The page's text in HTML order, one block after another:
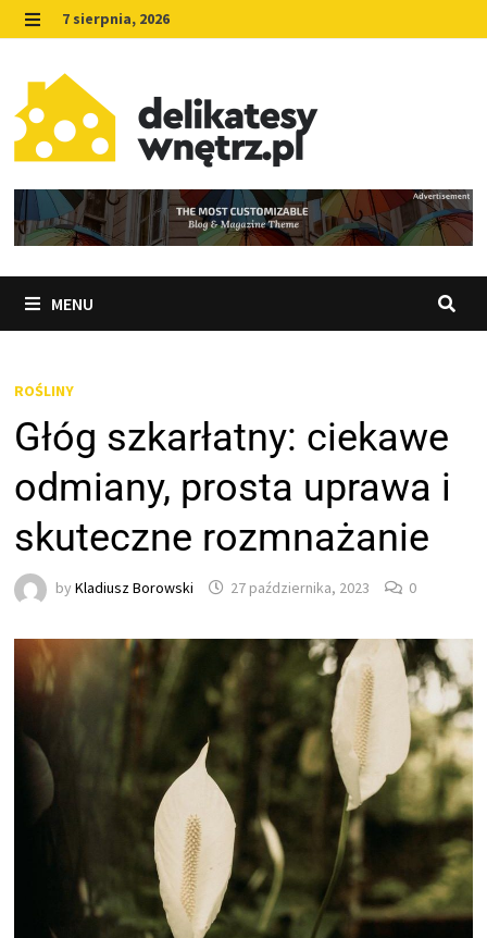
Skip
to
content
MENU
7 sierpnia, 2026
MENU
ROŚLINY
Głóg szkarłatny: ciekawe
odmiany, prosta uprawa i
skuteczne rozmnażanie
byKladiusz Borowski 27 października, 2023 0